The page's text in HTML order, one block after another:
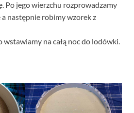
Po jego wierzchu rozprowadzamy
a następnie robimy wzorek z
wstawiamy na całą noc do lodówki.